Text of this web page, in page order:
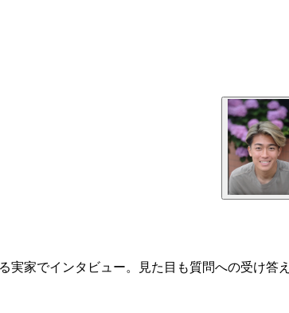
実家でインタビュー。見た目も質問への受け